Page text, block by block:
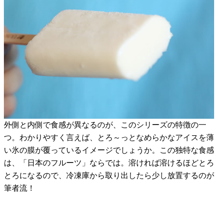
外側と内側で食感が異なるのが、このシリーズの特徴の一
つ。わかりやすく言えば、とろ～っとなめらかなアイスを薄
い氷の膜が覆っているイメージでしょうか。この独特な食感
は、「日本のフルーツ」ならでは。溶ければ溶けるほどとろ
とろになるので、冷凍庫から取り出したら少し放置するのが
筆者流！